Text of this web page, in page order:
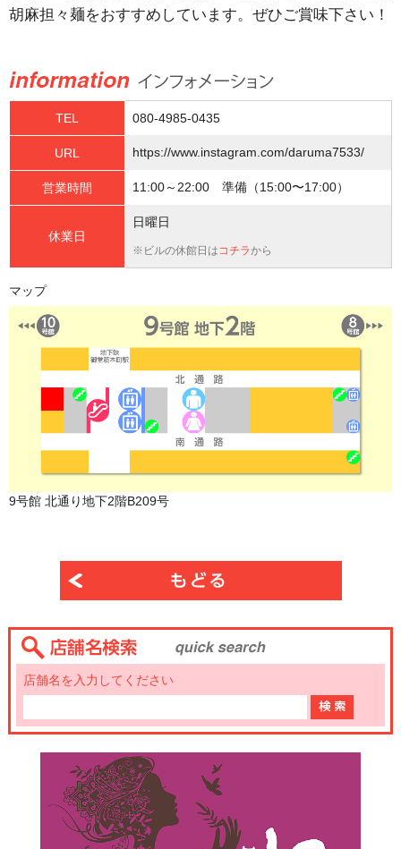
胡麻担々麺をおすすめしています。ぜひご賞味下さい！
TEL 080-4985-0435
URL https://www.instagram.com/daruma7533/
営業時間 11:00～22:00 準備（15:00〜17:00）
休業日
日曜日
※ビルの休館日は コチラから
マップ
9号館 北通り地下2階B209号
店舗名を入力してください